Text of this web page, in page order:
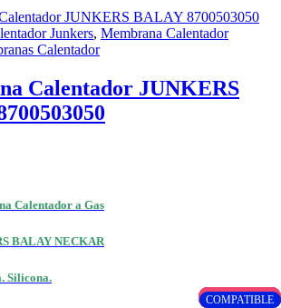
OEM
OEM
COMPATIBLE
OEM
ORIGINAL
COMPATIBLE
ORIGINAL
ORIGINAL
COMPATIBLE
ORIGINAL
ORIGINAL
ORIGINAL
COMPATIBLE
ORIGINAL
ORIGINAL
ORIGINAL
ORIGINAL
ORIGINAL
ORIGINAL
COMPATIBLE
Junkers, Membrana Calentador
Calentador
Calentador JUNKERS
Calentador a Gas
BALAY NECKAR
Silicona.